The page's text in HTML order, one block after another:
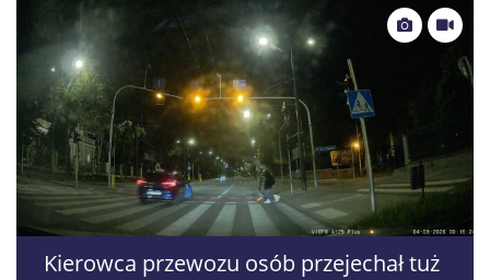
Kierowca przewozu osób przejechał tuż